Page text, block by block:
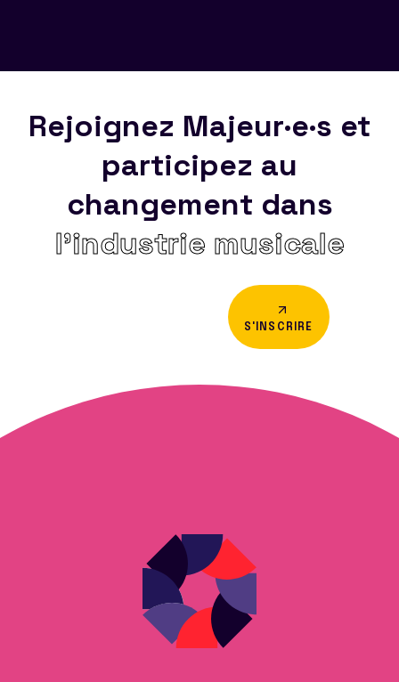
Rejoignez Majeur·e·s et
participez au
changement dans
l’industrie musicale
S'INSCRIRE